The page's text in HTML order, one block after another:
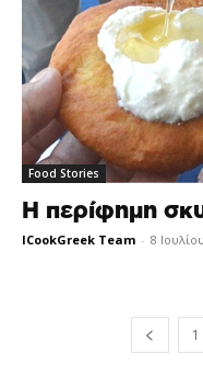
Food Stories
Η περίφημη
ICookGreek Team - 8
1